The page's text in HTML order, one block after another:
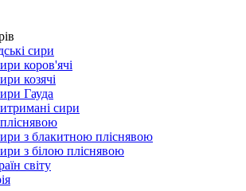
сири
коров'ячі
козячі
Гауда
сири
з блакитною пліснявою
з білою пліснявою
світу